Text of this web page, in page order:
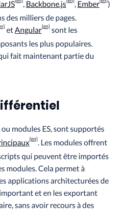
, Backbone.js , Ember
)
des milliers de pages.
etAngular
sont les
les plus populaires.
fait maintenant partie du
, ou modules ES, sont supportés
. Les modules offrent
qui peuvent être importés
modules. Cela permet à
applications architecturées de
et en les exportant
sans avoir recours à des